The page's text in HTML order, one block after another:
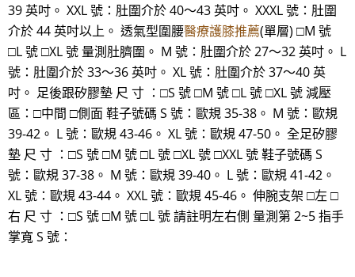
39 英吋。 XXL 號：肚圍介於 40～43 英吋。 XXXL 號：肚圍
介於 44 英吋以上。 透氣型圍腰醫療護膝推薦(單層) □M 號
□L 號 □XL 號 量測肚臍圍。 M 號：肚圍介於 27～32 英吋。 L
號：肚圍介於 33～36 英吋。 XL 號：肚圍介於 37～40 英
吋。 足後跟矽膠墊 尺 寸 ：□S 號 □M 號 □L 號 □XL 號 減壓
區：□中間 □側面 鞋子號碼 S 號：歐規 35-38。 M 號：歐規
39-42。 L 號：歐規 43-46。 XL 號：歐規 47-50。 全足矽膠
墊 尺 寸 ：□S 號 □M 號 □L 號 □XL 號 □XXL 號 鞋子號碼 S
號：歐規 37-38。 M 號：歐規 39-40。 L 號：歐規 41-42。
XL 號：歐規 43-44。 XXL 號：歐規 45-46。 伸腕支架 □左 □
右 尺 寸 ：□S 號 □M 號 □L 號 請註明左右側 量測第 2~5 指手
掌寬 S 號：